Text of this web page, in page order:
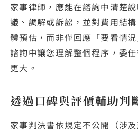
家事律師，應能在諮詢中清楚
議、調解或訴訟，並對費用結
體預估，而非僅回應「要看情
諮詢中讓您理解整個程序，委
更大。
透過口碑與評價輔助判
家事判決書依規定不公開（涉